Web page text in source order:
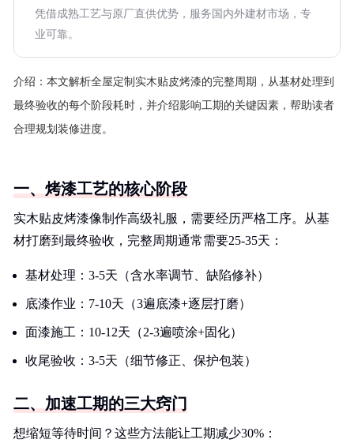
凭借成熟工艺与原厂直供优势，服务国内外建材市场，专
业可靠。
介绍： 本文解析全屋定制实木贴皮烤漆的完整周期，从基材处理到
最终验收的每个阶段耗时，并介绍影响工期的关键因素，帮助读者
合理规划装修进度。
一、烤漆工艺的核心阶段
实木贴皮烤漆像制作高级礼服，需要经历严格工序。从基
材打磨到最终验收，完整周期通常需要25-35天：
基材处理：3-5天（含水率调节、缺陷修补）
底漆作业：7-10天（3遍底漆+逐层打磨）
面漆施工：10-12天（2-3遍喷涂+固化）
收尾验收：3-5天（细节修正、保护包装）
二、加速工期的三大窍门
想缩短等待时间？这些方法能让工期减少30%：